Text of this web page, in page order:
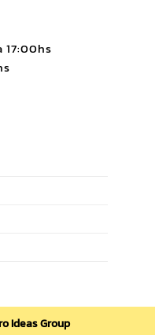
17:00hs
Ideas Group